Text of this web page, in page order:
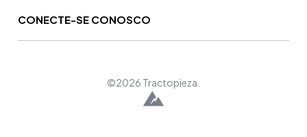
CONECTE-SE CONOSCO
©2026 Tractopieza.